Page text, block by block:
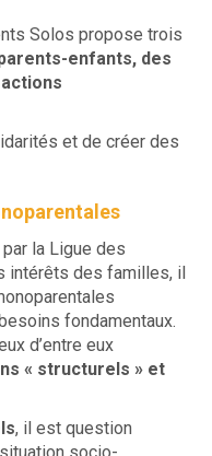
Solos propose trois
enfants, des
et de créer des
la Ligue des
intérêts des familles, il
fondamentaux.
d’entre eux
« structurels » et
, il est question